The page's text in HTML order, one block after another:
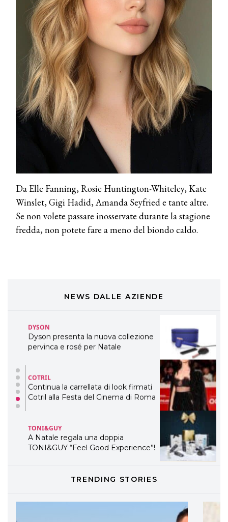
Da Elle Fanning, Rosie Huntington-Whiteley, Kate
Winslet, Gigi Hadid, Amanda Seyfried e tante altre.
Se non volete passare inosservate durante la stagione
fredda, non potete fare a meno del biondo caldo.
NEWS DALLE AZIENDE
DYSON
Dyson presenta la nuova collezione
pervinca e rosé per Natale
COTRIL
Continua la carrellata di look firmati
Cotril alla Festa del Cinema di Roma
TONI&GUY
A Natale regala una doppia
TONI&GUY “Feel Good Experience”!
LABEL.M lancia la sua innovativa ed
eco-sostenibile linea di prodotti
professionali
DAVINES
Davines presenta cofanetti beauty
preziosi per un regalo adatto ad
ogni capello
pervinca e rosé per Natale
Cotril alla Festa del Cinema di Roma
TONI&GUY “Feel Good Experience”!
eco-sostenibile linea di prodotti
TRENDING STORIES